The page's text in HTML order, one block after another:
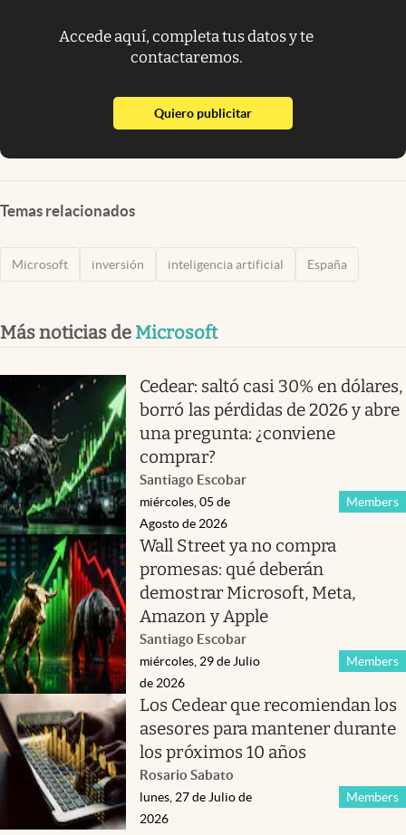
Accede aquí, completa tus datos y te
contactaremos.
Quiero publicitarabre en nueva pestaña
Temas relacionados
Microsoft inversión inteligencia artificial España
Más noticias de Microsoft
Cedear: saltó casi 30% en dólares,
borró las pérdidas de 2026 y abre
una pregunta: ¿conviene
comprar?
Santiago Escobar
Members
miércoles, 05 de
Agosto de 2026
Wall Street ya no compra
promesas: qué deberán
demostrar Microsoft, Meta,
Amazon y Apple
Santiago Escobar
Members
miércoles, 29 de Julio
de 2026
Los Cedear que recomiendan los
asesores para mantener durante
los próximos 10 años
Rosario Sabato
Members
lunes, 27 de Julio de
2026